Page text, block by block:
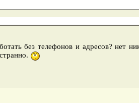
без телефонов и адресов? нет